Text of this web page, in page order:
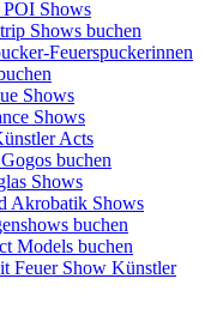
Shows
Shows buchen
Feuerspuckerinnen
Shows
Shows
Acts
buchen
Shows
Akrobatik Shows
buchen
Models buchen
Feuer Show Künstler